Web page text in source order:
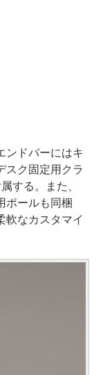
ンドバーにはキ
スク固定用クラ
する。また、
ポールも同梱
軟なカスタマイ